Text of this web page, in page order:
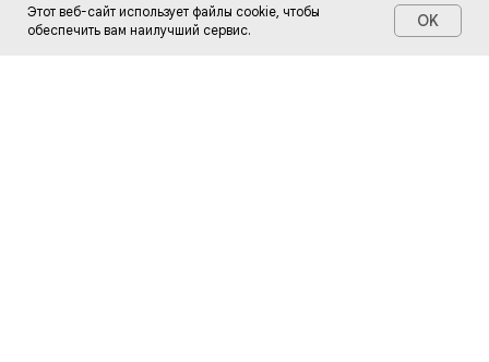
Этот веб-сайт использует файлы cookie, чтобы
обеспечить вам наилучший сервис.
OK